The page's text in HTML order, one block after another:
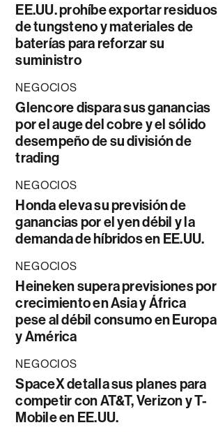
EE.UU. prohíbe exportar residuos
de tungsteno y materiales de
baterías para reforzar su
suministro
NEGOCIOS
Glencore dispara sus ganancias
por el auge del cobre y el sólido
desempeño de su división de
trading
NEGOCIOS
Honda eleva su previsión de
ganancias por el yen débil y la
demanda de híbridos en EE.UU.
NEGOCIOS
Heineken supera previsiones por
crecimiento en Asia y África
pese al débil consumo en Europa
y América
NEGOCIOS
SpaceX detalla sus planes para
competir con AT&T, Verizon y T-
Mobile en EE.UU.